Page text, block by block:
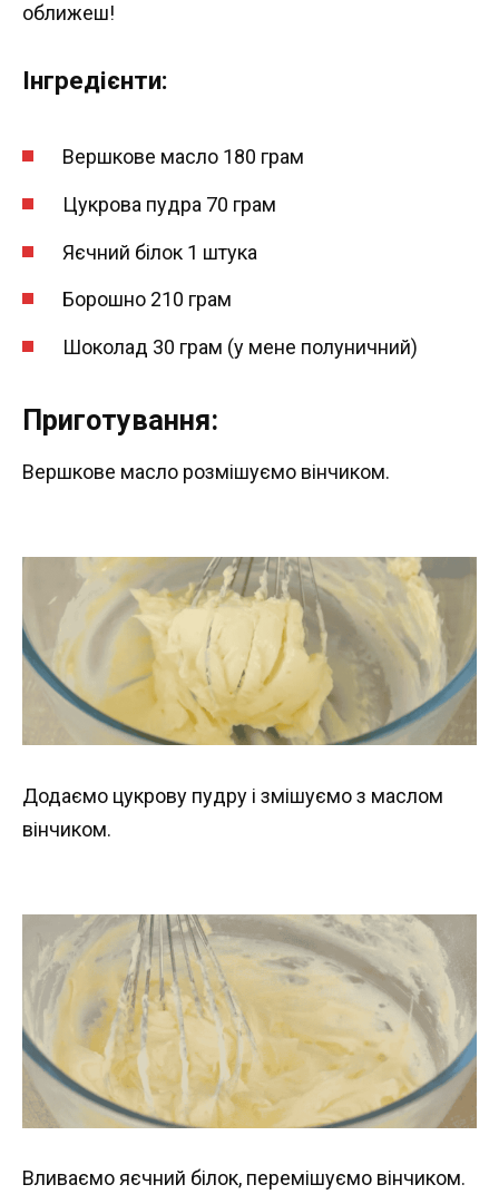
оближеш!
Інгредієнти:
Вершкове масло 180 грам
Цукрова пудра 70 грам
Яєчний білок 1 штука
Борошно 210 грам
Шоколад 30 грам (у мене полуничний)
Приготування:
Вершкове масло розмішуємо вінчиком.
Додаємо цукрову пудру і змішуємо з маслом
вінчиком.
Вливаємо яєчний білок, перемішуємо вінчиком.